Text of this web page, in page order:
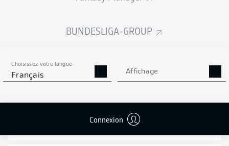
BUNDESLIGA-GROUP
Choisissez votre langue
Français Affichage
Connexion
STATS DE LA SAISON
2025/2026
0 0